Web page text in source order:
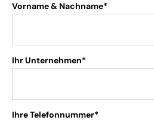
Vorname & Nachname*
Ihr Unternehmen*
Ihre Telefonnummer*